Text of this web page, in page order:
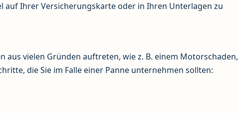
auf Ihrer Versicherungskarte oder in Ihren Unterlagen zu
aus vielen Gründen auftreten, wie z. B. einem Motorschaden,
die Sie im Falle einer Panne unternehmen sollten: